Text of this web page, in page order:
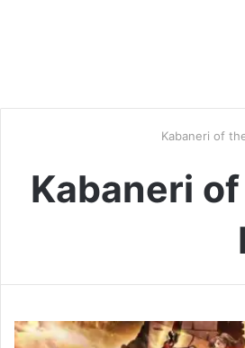
Kabaneri of
Kabaneri